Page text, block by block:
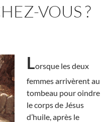
VOUS ?
Lorsque les deux
femmes arrivèrent au
tombeau pour oindre
le corps de Jésus
d’huile, après le